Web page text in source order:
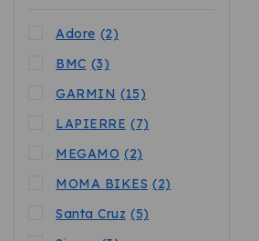
Vélos
Vélos électriques
VTT électrique
Adore (2)
BMC (3)
GARMIN (15)
LAPIERRE (7)
MEGAMO (2)
MOMA BIKES (2)
Santa Cruz (5)